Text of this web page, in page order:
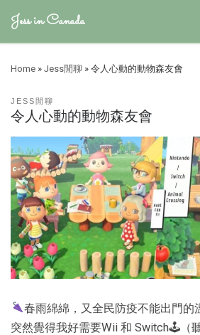
Jess in Canada
Home » Jess閒聊 » 令人心動的動物森友會
JESS閒聊
令人心動的動物森友會
春雨綿綿，又全民防疫不能出門的
突然覺得我好需要Wii 和 Switch🕹（